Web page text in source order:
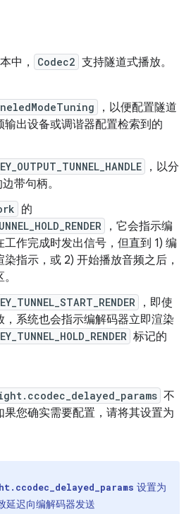
中， Codec2 支持隧道式播放。
，以便配置隧道
输出设备或调谐器配置检索到的
，以分
带句柄。
的
，它会指示编
作完成时发出信号，但直到 1) 编
指示，或 2) 开始播放音频之后，
，即使
，系统也会指示编解码器立即渲染
标记的
不
果您确实需要配置，请将其设置为
设置为
延迟向编解码器发送